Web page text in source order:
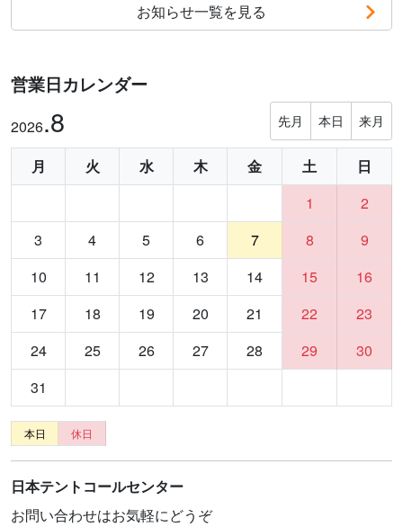
お知らせ一覧を見る
営業日カレンダー
2026.8 先月 本日 来月
月 火 水 木 金 土
日
1
2
3
4 5 6 7 8
9
10
11 12 13 14 15
16
17
18 19 20 21 22
23
24
25 26 27 28 29
30
31
本日 休日
日本テントコールセンター
お問い合わせはお気軽にどうぞ